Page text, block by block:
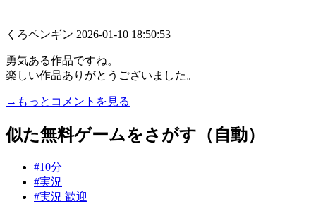
くろペンギン 2026-01-10 18:50:53
勇気ある作品ですね。
楽しい作品ありがとうございました。
→もっとコメントを見る
似た無料ゲームをさがす（自動）
#10分
#実況
#実況 歓迎